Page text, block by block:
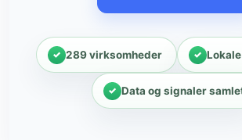
289 virksomheder
Data og signaler